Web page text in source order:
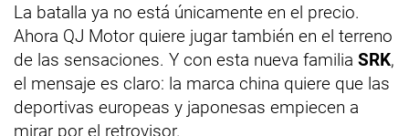
La batalla ya no está únicamente en el precio.
Ahora QJ Motor quiere jugar también en el terreno
de las sensaciones. Y con esta nueva familia SRK,
el mensaje es claro: la marca china quiere que las
deportivas europeas y japonesas empiecen a
mirar por el retrovisor.